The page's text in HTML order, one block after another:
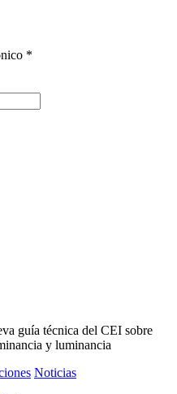
*
guía técnica del CEI sobre
y luminancia
Noticias